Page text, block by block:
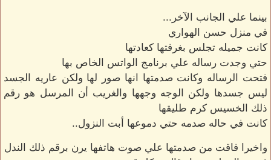
بينما علي الجانب الآخر...
في منزل حسن الهواري
كانت جميله تجلس بغرفتها كعادتها
حتي وجدت رساله علي برنامج الواتس الخاص بها
فتحت الرساله وكانت صدمتها انها صور لها ولكن عاريه الجسد
ليس جسدها ولكن الوجه وجهها والغريب أن المرسل هو رقم
ذلك الخسيس كرم طليقها
كانت في حاله صدمه حتي دموعها أبت النزول..
واخيرا فاقت من صدمتها علي صوت هاتفها يرن برقم ذلك الندل